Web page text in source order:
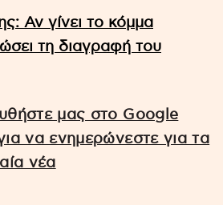
Αν γίνει το κόμμα
τη διαγραφή του
μας στο Google
να ενημερώνεστε για τα
νέα